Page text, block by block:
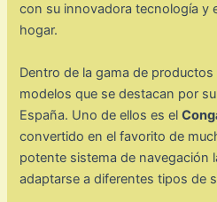
con su innovadora tecnología y
hogar.
Dentro de la gama de
modelos que se destacan por
España. Uno de ellos es el
convertido en el favorito de
potente sistema de navegación
adaptarse a diferentes tipos de